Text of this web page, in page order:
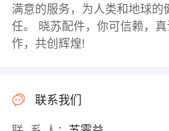
满意的服务，为人类和地球的
任。 晓苏配件，你可信赖，
作，共创辉煌!
联系我们